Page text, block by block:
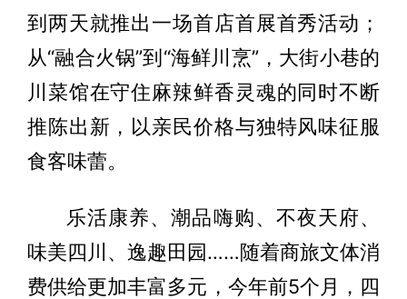
到两天就推出一场首店首展首秀活动；
从“融合火锅”到“海鲜川烹”，大街小巷的
川菜馆在守住麻辣鲜香灵魂的同时不断
推陈出新，以亲民价格与独特风味征服
食客味蕾。
乐活康养、潮品嗨购、不夜天府、
味美四川、逸趣田园……随着商旅文体消
费供给更加丰富多元，今年前5个月，四